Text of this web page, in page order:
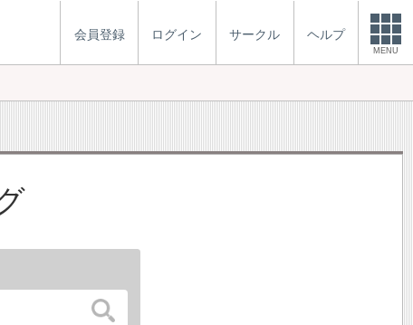
会員登録 ログイン サークル ヘルプ
MENU